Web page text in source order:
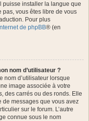
puisse installer la langue que
pas, vous êtes libre de vous
Pour plus
de phpBB® (en
nom d’utilisateur ?
nom d’utilisateur lorsque
image associée à votre
des carrés ou des ronds. Elle
de messages que vous avez
sur le forum. L’autre
connue sous le nom